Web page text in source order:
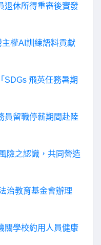
退休所得重審後實發
權AI訓練語料貢獻
SDGs 飛英任務暑期
員留職停薪期間赴陸
險之認識，共同營造
治教育基金會辦理
關學校約用人員健康